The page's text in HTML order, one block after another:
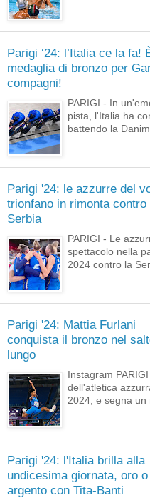
Parigi ‘24: l’Italia ce la fa!
medaglia di bronzo per
compagni!
PARIGI - In
pista, l'Italia ha
battendo la
Parigi '24: le azzurre del
trionfano in rimonta contro
Serbia
PARIGI - Le
spettacolo nella
2024 contro la
Parigi '24: Mattia Furlani
conquista il bronzo nel
lungo
Instagram
dell'atletica
2024, e segna un
Parigi '24: l'Italia brilla alla
undicesima giornata, oro o
argento con Tita-Banti